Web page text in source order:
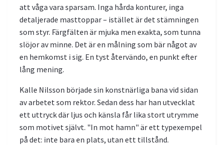
att våga vara sparsam. Inga hårda konturer, inga
detaljerade masttoppar – istället är det stämningen
som styr. Färgfälten är mjuka men exakta, som tunna
slöjor av minne. Det är en målning som bär något av
en hemkomst i sig. En tyst återvändo, en punkt efter
lång mening.
Kalle Nilsson började sin konstnärliga bana vid sidan
av arbetet som rektor. Sedan dess har han utvecklat
ett uttryck där ljus och känsla får lika stort utrymme
som motivet självt. "In mot hamn" är ett typexempel
på det: inte bara en plats, utan ett tillstånd.